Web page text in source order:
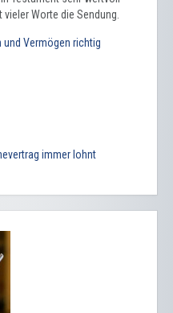
Worte die Sendung.
und Vermögen richtig
immer lohnt